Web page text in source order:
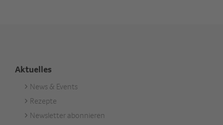
Aktuelles
Footer
Aktuell
News & Events
Rezepte
Newsletter abonnieren